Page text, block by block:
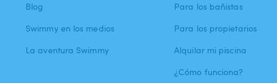
Blog
Swimmy en los medios
La aventura Swimmy
Para los bañistas
Para los propietarios
Alquilar mi piscina
¿Cómo funciona?